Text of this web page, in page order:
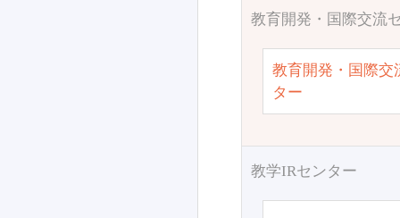
教育開発・国際交流
教育開発・国際交
ター
教学IRセンター